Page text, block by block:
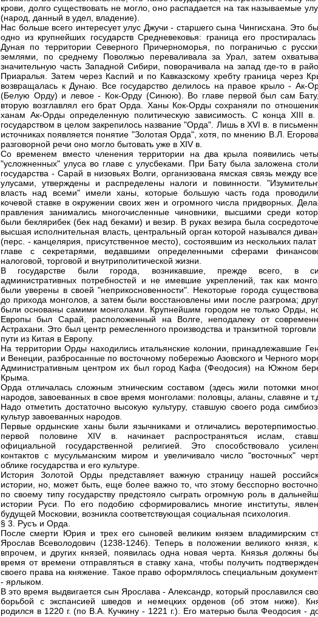
крови, долго существовать не могло, оно распадается на так называемые
(народ, данный в удел, владение).
Нас больше всего интересует улус Джучи - старшего сына Чингисхана. Это
одно из крупнейших государств Средневековья: граница его простиралась
Дуная по территории Северного Причерноморья, по пограничью с
землями, по среднему Поволжью переваливала за Урал, затем
значительную часть Западной Сибири, поворачивала на запад где-то в
Приаралья. Затем через Каспий и по Кавказскому хребту граница через
возвращалась к Дунаю. Все государство делилось на правое крыло - Ак-
(Белую Орду) и левое - Кок-Орду (Синюю). Во главе первой был сам
вторую возглавлял его брат Орда. Ханы Кок-Орды сохраняли по
ханам Ак-Орды определенную политическую зависимость. С конца XIII в.
государством в целом закрепилось название "Орда". Лишь в XVI в. в
источниках появляется понятие "Золотая Орда", хотя, по мнению В.Л.
разговорной речи оно могло бытовать уже в XIV в.
Со временем вместо членения территории на два крыла появились
"усложненных" улуса во главе с улусбеками. При Бату была заложена
государства - Сарай в низовьях Волги, организована ямская связь между
улусами, утверждены и распределены налоги и повинности.
власть над всеми" имели ханы, которые большую часть года
кочевой ставке в окружении своих жен и огромного числа придворных.
правления занимались многочисленные чиновники, высшими среди
были беклярибек (бек над беками) и везир. В руках везира была
высшая исполнительная власть, центральный орган которой назывался
(перс. - канцелярия, присутственное место), состоявшим из нескольких
главе с секретарями, ведавшими определенными сферами
налоговой, торговой и внутриполитической жизни.
В государстве были города, возникавшие, прежде всего, в
административных потребностей и не имевшие укреплений, так как
были уверены в своей "неприкосновенности". Некоторые города
до прихода монголов, а затем были восстановлены ими после разгрома;
были основаны самими монголами. Крупнейшим городом не только Орды,
Европы был Сарай, расположенный на Волге, неподалеку от
Астрахани. Это был центр ремесленного производства и транзитной торговли
пути из Китая в Европу.
На территории Орды находились итальянские колонии, принадлежавшие
и Венеции, разбросанные по восточному побережью Азовского и Черного
Административным центром их был город Кафа (Феодосия) на Южном
Крыма.
Орда отличалась сложным этническим составом (здесь жили потомки
народов, завоеванных в свое время монголами: половцы, аланы, славяне и
Надо отметить достаточно высокую культуру, ставшую своего рода
культур завоеванных народов.
Первые ордынские ханы были язычниками и отличались
первой половине XIV в. начинает распространяться ислам,
официальной государственной религией. Это способствовало
контактов с мусульманским миром и увеличивало число "восточных"
облике государства и его культуре.
История Золотой Орды представляет важную страницу нашей
истории, но, может быть, еще более важно то, что этому бесспорно
по своему типу государству предстояло сыграть огромную роль в
истории Руси. По его подобию сформировались многие институты,
будущей Московии, возникла соответствующая социальная психология.
§ 3. Русъ и Орда.
После смерти Юрия и трех его сыновей великим князем владимирским
Ярослав Всеволодович (1238-1246). Теперь в положении великого князя,
впрочем, и других князей, появилась одна новая черта. Князья должны
время от времени отправляться в ставку хана, чтобы получить
своего права на княжение. Такое право оформлялось специальным
- ярлыком.
В это время выдвигается сын Ярослава - Александр, который прославился
борьбой с экспансией шведов и немецких орденов (об этом ниже).
родился в 1220 г. (по В.А. Кучкину - 1221 г.). Его матерью была Феодосия -